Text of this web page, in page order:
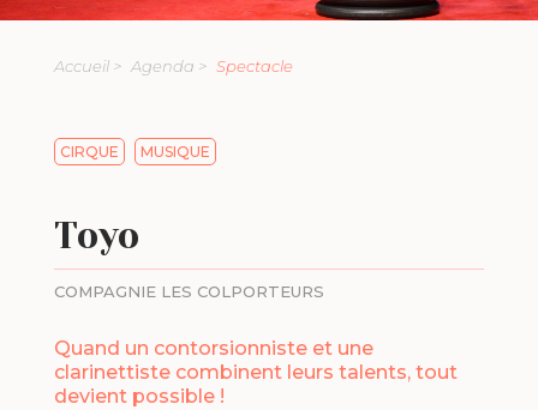
Accueil > Agenda > Spectacle
CIRQUE MUSIQUE
Toyo
COMPAGNIE LES COLPORTEURS
Quand un contorsionniste et une
clarinettiste combinent leurs talents, tout
devient possible !